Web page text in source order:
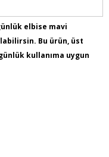
elbise mavi
Bu ürün, üst
kullanıma uygun
- Basen:110